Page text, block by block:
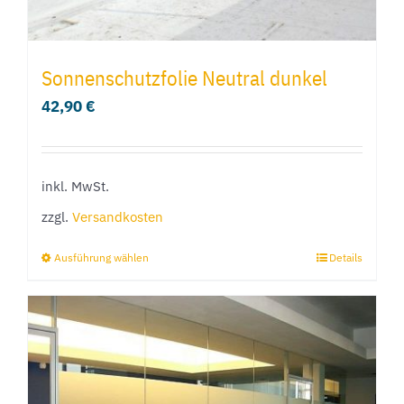
werden
Sonnenschutzfolie Neutral dunkel
42,90€
inkl. MwSt.
zzgl. Versandkosten
Ausführung wählen
weist
mehrere
Varianten
Details